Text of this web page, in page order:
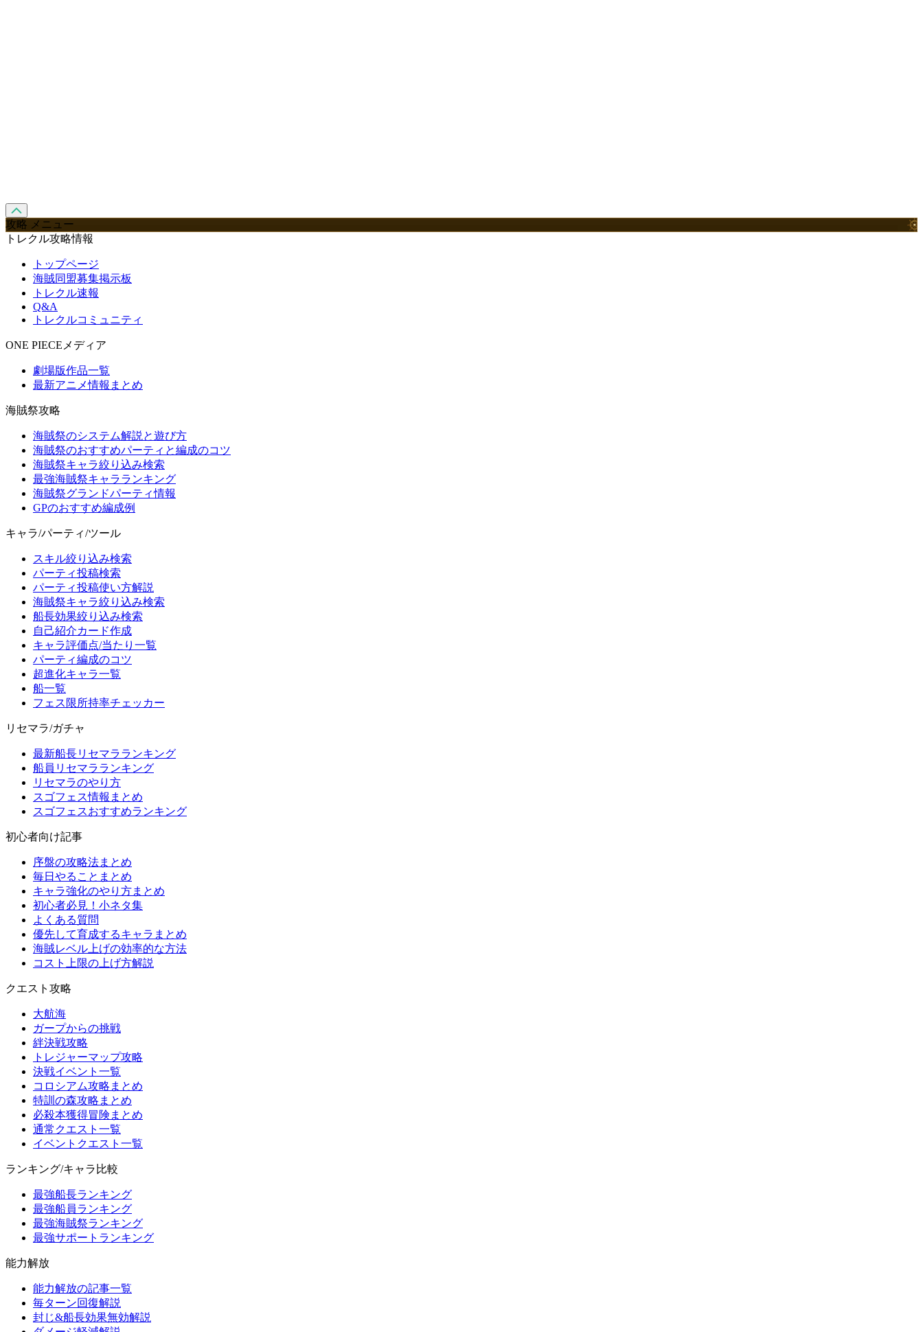
攻略 メニュー
トレクル攻略情報
トップページ
海賊同盟募集掲示板
トレクル速報
Q&A
トレクルコミュニティ
ONE PIECEメディア
劇場版作品一覧
最新アニメ情報まとめ
海賊祭攻略
海賊祭のシステム解説と遊び方
海賊祭のおすすめパーティと編成のコツ
海賊祭キャラ絞り込み検索
最強海賊祭キャラランキング
海賊祭グランドパーティ情報
GPのおすすめ編成例
キャラ/パーティ/ツール
スキル絞り込み検索
パーティ投稿検索
パーティ投稿使い方解説
海賊祭キャラ絞り込み検索
船長効果絞り込み検索
自己紹介カード作成
キャラ評価点/当たり一覧
パーティ編成のコツ
超進化キャラ一覧
船一覧
フェス限所持率チェッカー
リセマラ/ガチャ
最新船長リセマラランキング
船員リセマラランキング
リセマラのやり方
スゴフェス情報まとめ
スゴフェスおすすめランキング
初心者向け記事
序盤の攻略法まとめ
毎日やることまとめ
キャラ強化のやり方まとめ
初心者必見！小ネタ集
よくある質問
優先して育成するキャラまとめ
海賊レベル上げの効率的な方法
コスト上限の上げ方解説
クエスト攻略
大航海
ガープからの挑戦
絆決戦攻略
トレジャーマップ攻略
決戦イベント一覧
コロシアム攻略まとめ
特訓の森攻略まとめ
必殺本獲得冒険まとめ
通常クエスト一覧
イベントクエスト一覧
ランキング/キャラ比較
最強船長ランキング
最強船員ランキング
最強海賊祭ランキング
最強サポートランキング
能力解放
能力解放の記事一覧
毎ターン回復解説
封じ&船長効果無効解説